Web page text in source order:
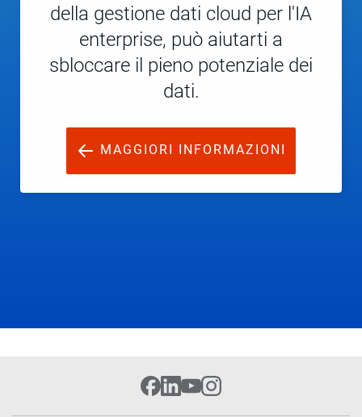
della gestione dati cloud per l'IA
enterprise, può aiutarti a
sbloccare il pieno potenziale dei
dati.
MAGGIORI INFORMAZIONI